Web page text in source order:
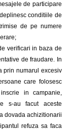
de participare
conditiile de
de pe numere
verificari in baza de
de fraudare. In
prin numarul excesiv
care folosesc
in campanie,
s-au facut aceste
dovada achizitionarii
refuza sa faca